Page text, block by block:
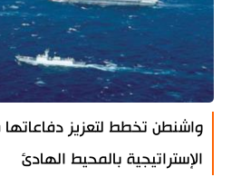
واشنطن تخطط لتعزيز
الإستراتيجية بالمحيط الهادئ